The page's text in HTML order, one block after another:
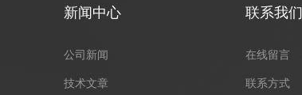
新闻中心
公司新闻
技术文章
联系我们
在线留言
联系方式